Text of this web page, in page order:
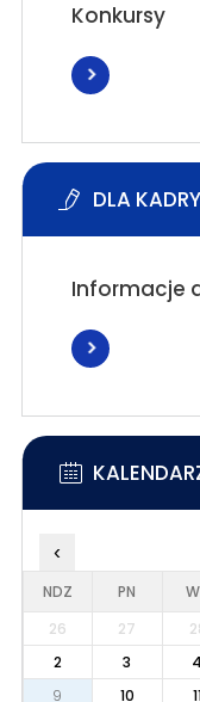
Konkursy
DLA KADRY
Informacje
‹
NDZ PN
26
27
2
3 4
9
10